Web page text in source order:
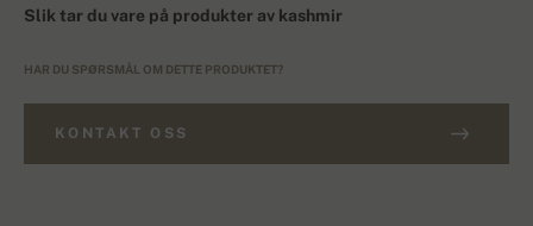
Slik tar du vare på produkter av kashmir
HAR DU SPØRSMÅL OM DETTE PRODUKTET?
KONTAKT OSS